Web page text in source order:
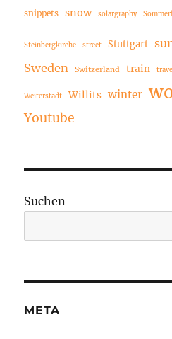
snippets snow solargraphy
Steinbergkirche street Stuttgart
Sweden Switzerland train
Weiterstadt Willits winter
Youtube
Suchen
META